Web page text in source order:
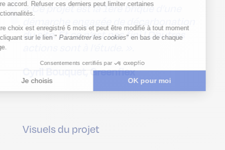
« Ce projet est la 1ère brique d’une
démarche engagée de décarbonation
du site. Et ce n’est pas fini ! D’autres
Cyril Bouquet, Greenflex
Visuels du projet